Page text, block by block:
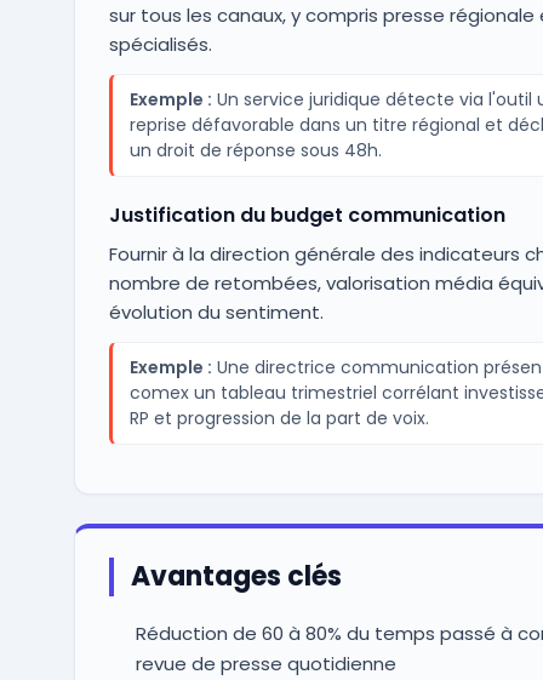
sur tous les canaux, y compris presse
spécialisés.
Exemple : Un service juridique détecte via l'outil
reprise défavorable dans un titre régional et
un droit de réponse sous 48h.
Justification du budget communication
Fournir à la direction générale des indicateurs
nombre de retombées, valorisation média
évolution du sentiment.
Exemple : Une directrice communication
comex un tableau trimestriel corrélant
RP et progression de la part de voix.
Avantages clés
Réduction de 60 à 80% du temps passé à
revue de presse quotidienne